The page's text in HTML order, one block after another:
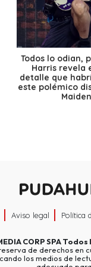
Todos lo odian,
Harris revela
detalle que
este polémico
Maiden
Aviso legal Política
CORP SPATodos
reserva de derechos
los medios de